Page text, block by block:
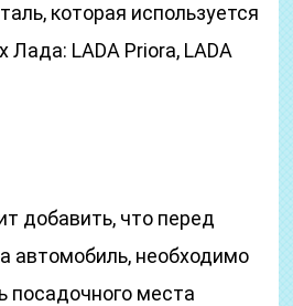
которая используется
Лада: LADA Priora, LADA
добавить, что перед
автомобиль, необходимо
посадочного места